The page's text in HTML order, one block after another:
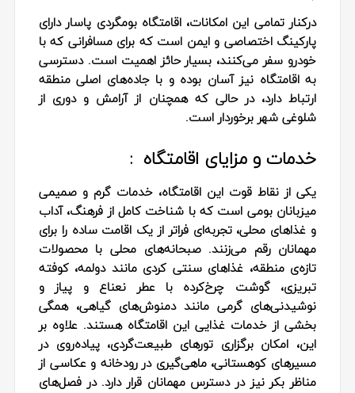
درکنار تمامی این امکانات، اقامتگاه بومگردی پاسار دارای
پارکینگ اختصاصی و ایمن است که برای مسافرانی که با
خودرو سفر می‌کنند، بسیار حائز اهمیت است. دسترسی
به اقامتگاه نیز آسان بوده و با جاده‌های اصلی منطقه
ارتباط دارد، در حالی که همچنان از آرامش و دوری از
شلوغی شهر برخوردار است.
خدمات و مزایای اقامتگاه :
یکی از نقاط قوت این اقامتگاه، خدمات گرم و صمیمی
میزبانان بومی است که با شناخت کامل از فرهنگ، آداب
و غذاهای محلی، تجربه‌ای فراتر از یک اقامت ساده را برای
مهمانان رقم می‌زنند. صبحانه‌های محلی با محصولات
تازه‌ی منطقه، غذاهای سنتی کردی مانند دولمه، کوفته
تبریزی، گوشت چرخ‌کرده با عطر نعناع و پیاز و
نوشیدنی‌های گرمی مانند دمنوش‌های گیاهی، همگی
بخشی از خدمات غذایی این اقامتگاه هستند. علاوه بر
این، امکان برگزاری تورهای طبیعت‌گردی، پیاده‌روی در
مسیرهای کوهستانی، ماهی‌گیری در رودخانه و عکاسی از
مناظر بکر نیز در دسترس مهمانان قرار دارد. در فصل‌های